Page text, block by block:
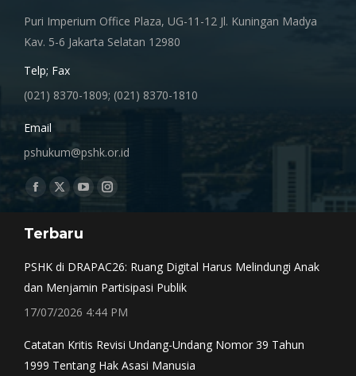
Puri Imperium Office Plaza, UG-11-12 Jl. Kuningan Madya
Kav. 5-6 Jakarta Selatan 12980
Telp; Fax
(021) 8370-1809; (021) 8370-1810
Email
pshukum@pshk.or.id
Find us on:
Facebook
opens
window
X
opens
window
YouTube
opens
Instagram
window
Terbaru
PSHK di DRAPAC26: Ruang Digital Harus Melindungi Anak
dan Menjamin Partisipasi Publik
17/07/2026 4:44 PM
Catatan Kritis Revisi Undang-Undang Nomor 39 Tahun
1999 Tentang Hak Asasi Manusia